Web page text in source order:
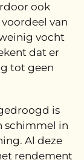
ook
van
vocht
dat er
tot geen
is
schimmel in
Al deze
rendement